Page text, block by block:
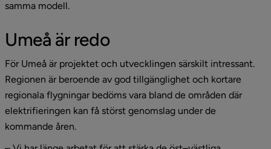
samma modell.
Umeå är redo
För Umeå är projektet och utvecklingen särskilt intressant.
Regionen är beroende av god tillgänglighet och kortare
regionala flygningar bedöms vara bland de områden där
elektrifieringen kan få störst genomslag under de
kommande åren.